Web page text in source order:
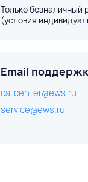
Только безналичный
(условия
Email
callcenter@ews.ru
service@ews.ru